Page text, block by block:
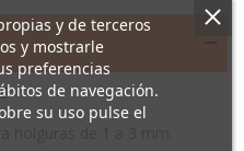
holguras de 1 a 3 mm.
y de terceros
y mostrarle
preferencias
de navegación.
su uso pulse el